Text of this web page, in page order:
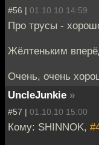
#56 | 01.10.10 14:59
Про трусы -
Жёлтеньким
Очень, очень
UncleJunkie »
#57 | 01.10.10 15:00
Кому: SHINNOK,